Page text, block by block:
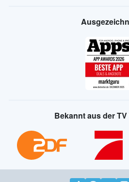
Bekannt aus der